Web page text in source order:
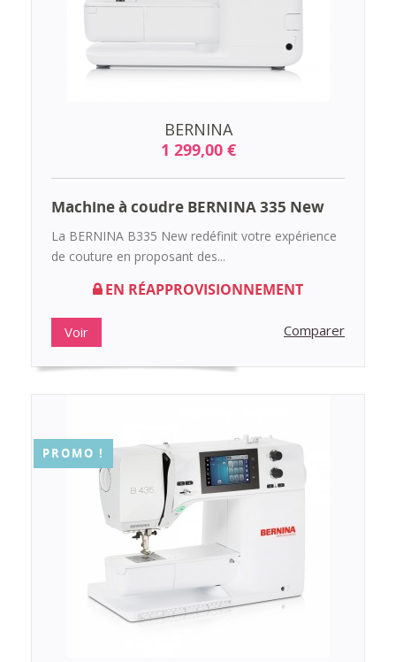
BERNINA
1 299,00 €
Machine à coudre BERNINA 335 New
La BERNINA B335 New redéfinit votre expérience
de couture en proposant des...
EN RÉAPPROVISIONNEMENT
Voir Comparer
PROMO !